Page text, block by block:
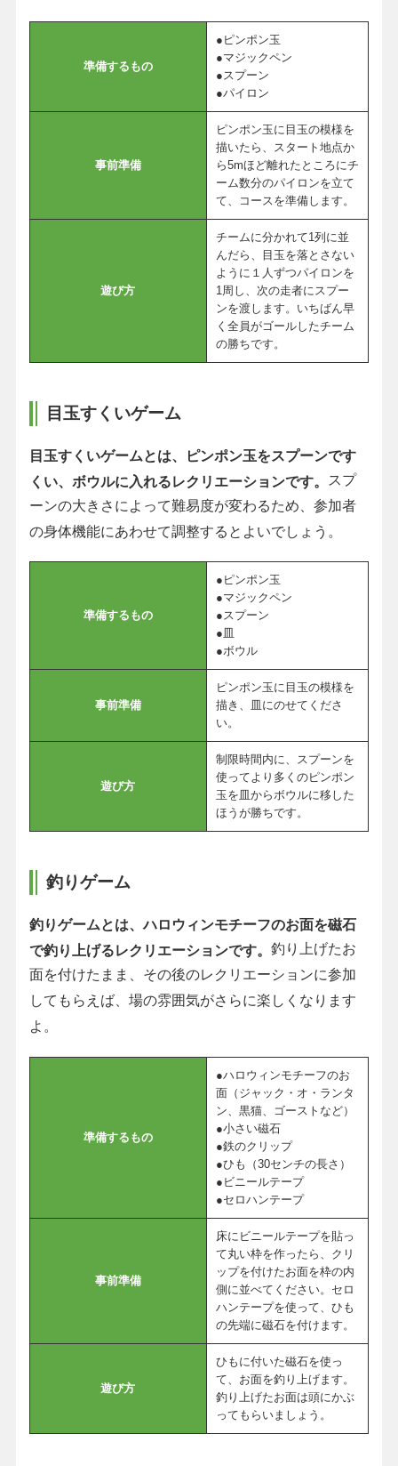
準備するもの
●ピンポン玉
●マジックペン
●スプーン
●パイロン
事前準備
ピンポン玉に目玉の模様を
描いたら、スタート地点か
ら5mほど離れたところにチ
ーム数分のパイロンを立て
て、コースを準備します。
遊び方
チームに分かれて1列に並
んだら、目玉を落とさない
ように１人ずつパイロンを
1周し、次の走者にスプー
ンを渡します。いちばん早
く全員がゴールしたチーム
の勝ちです。
目玉すくいゲーム
目玉すくいゲームとは、ピンポン玉をスプーンです
くい、ボウルに入れるレクリエーションです。
スプ
ーンの大きさによって難易度が変わるため、参加者
の身体機能にあわせて調整するとよいでしょう。
準備するもの
●ピンポン玉
●マジックペン
●スプーン
●皿
●ボウル
事前準備
ピンポン玉に目玉の模様を
描き、皿にのせてくださ
い。
遊び方
制限時間内に、スプーンを
使ってより多くのピンポン
玉を皿からボウルに移した
ほうが勝ちです。
釣りゲーム
釣りゲームとは、ハロウィンモチーフのお面を磁石
で釣り上げるレクリエーションです。 釣り上げたお
面を付けたまま、その後のレクリエーションに参加
してもらえば、場の雰囲気がさらに楽しくなります
よ。
準備するもの
●ハロウィンモチーフのお
面（ジャック・オ・ランタ
ン、黒猫、ゴーストなど）
●小さい磁石
●鉄のクリップ
●ひも（30センチの長さ）
●ビニールテープ
●セロハンテープ
事前準備
床にビニールテープを貼っ
て丸い枠を作ったら、クリ
ップを付けたお面を枠の内
側に並べてください。セロ
ハンテープを使って、ひも
の先端に磁石を付けます。
遊び方
ひもに付いた磁石を使っ
て、お面を釣り上げます。
釣り上げたお面は頭にかぶ
ってもらいましょう。